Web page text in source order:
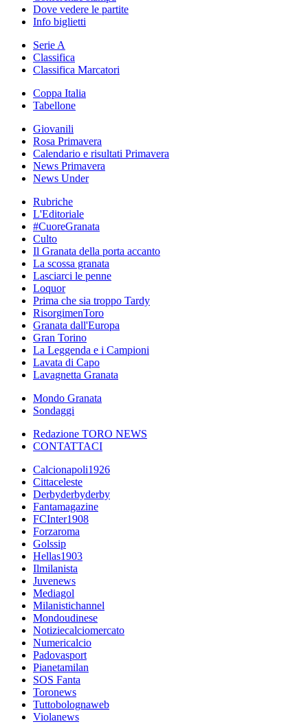
Dove vedere le partite
Info biglietti
Serie A
Classifica
Classifica Marcatori
Coppa Italia
Tabellone
Giovanili
Rosa Primavera
Calendario e risultati Primavera
News Primavera
News Under
Rubriche
L'Editoriale
#CuoreGranata
Culto
Il Granata della porta accanto
La scossa granata
Lasciarci le penne
Loquor
Prima che sia troppo Tardy
RisorgimenToro
Granata dall'Europa
Gran Torino
La Leggenda e i Campioni
Lavata di Capo
Lavagnetta Granata
Mondo Granata
Sondaggi
Redazione TORO NEWS
CONTATTACI
Calcionapoli1926
Cittaceleste
Derbyderbyderby
Fantamagazine
FCInter1908
Forzaroma
Golssip
Hellas1903
Ilmilanista
Juvenews
Mediagol
Milanistichannel
Mondoudinese
Notiziecalciomercato
Numericalcio
Padovasport
Pianetamilan
SOS Fanta
Toronews
Tuttobolognaweb
Violanews